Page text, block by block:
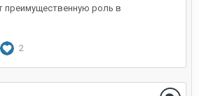
преимущественную роль в
2